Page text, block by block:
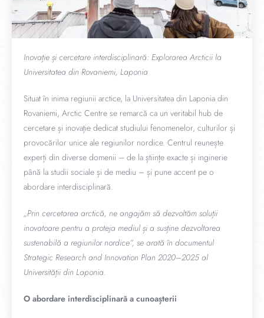
Inovație și cercetare interdisciplinară: Explorarea Arcticii la
Universitatea din Rovaniemi, Laponia
Situat în inima regiunii arctice, la Universitatea din Laponia din
Rovaniemi, Arctic Centre se remarcă ca un veritabil hub de
cercetare și inovație dedicat studiului fenomenelor, culturilor și
provocărilor unice ale regiunilor nordice. Centrul reunește
experți din diverse domenii – de la științe exacte și inginerie
până la studii sociale și de mediu – și pune accent pe o
abordare interdisciplinară.
„Prin cercetarea arctică, ne angajăm să dezvoltăm soluții
inovatoare pentru a proteja mediul și a susține dezvoltarea
sustenabilă a regiunilor nordice”, se arată în documentul
Strategic Research and Innovation Plan 2020–2025 al
Universității din Laponia.
O abordare interdisciplinară a cunoașterii